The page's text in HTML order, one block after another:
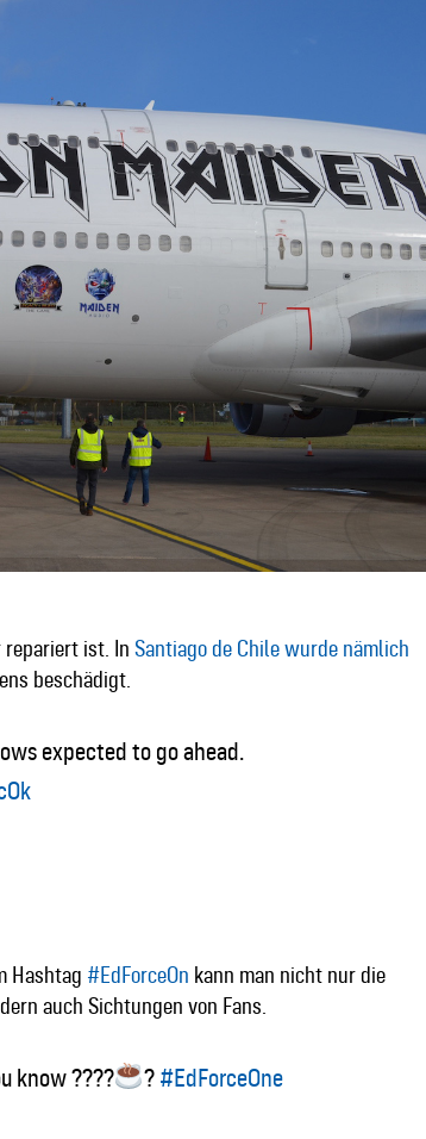
ist. In Santiago de Chile wurde nämlich
beschädigt.
expected to go ahead.
Hashtag #EdForceOn kann man nicht nur die
auch Sichtungen von Fans.
know ???? ? #EdForceOne